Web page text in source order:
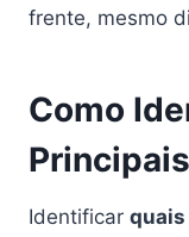
frente, mesmo
Como
Identificar quais